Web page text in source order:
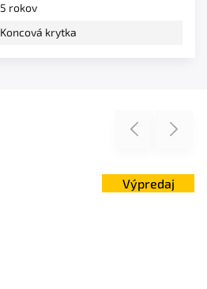
5 rokov
Koncová krytka
Previous
Výpredaj
Next